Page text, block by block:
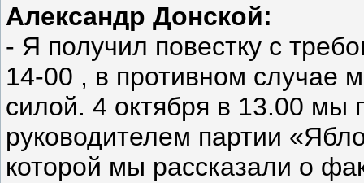
Александр Донской:
- Я получил повестку с
14-00 , в противном случае
силой. 4 октября в 13.00 мы
руководителем партии
которой мы рассказали о